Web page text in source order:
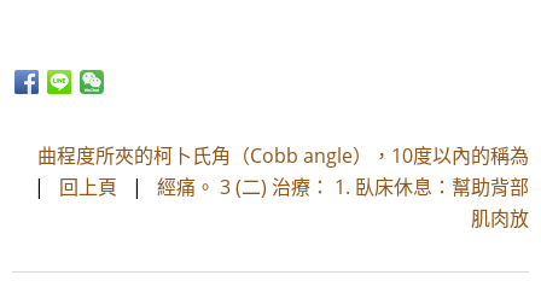
曲程度所夾的柯卜氏角（Cobb angle），10度以內的稱為
| 回上頁 | 經痛。 3 (二) 治療： 1. 臥床休息：幫助背部
肌肉放